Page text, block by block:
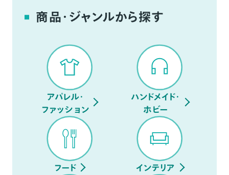
商品・ジャンルから探す
アパレル・
ファッション
ハンドメイド・
ホビー
フード インテリア